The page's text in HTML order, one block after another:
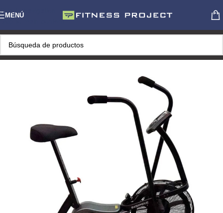
Skip to navigation
Skip to main content
MENÚ